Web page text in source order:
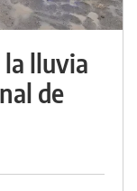
la lluvia
de